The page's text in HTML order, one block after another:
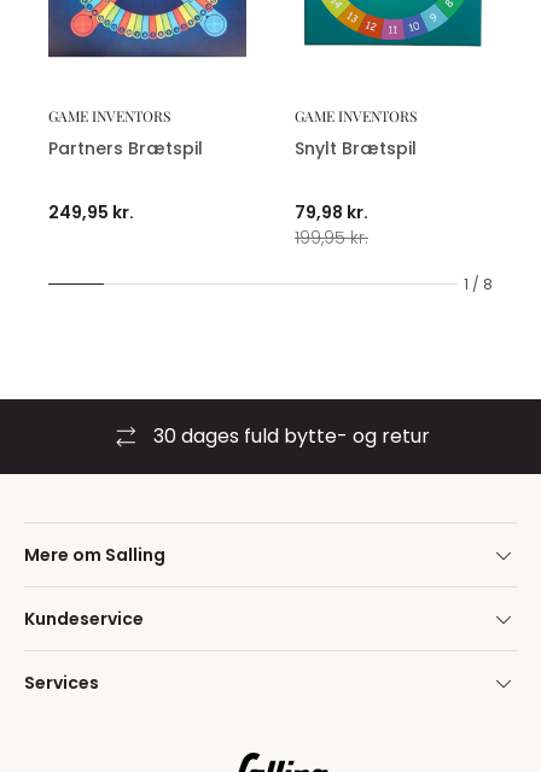
1 / 8
GAME INVENTORS
Partners Brætspil
249,95 kr.
GAME INVENTORS
Snylt Brætspil
79,98 kr.
199,95 kr.
30 dages fuld bytte- og retur
Mere om Salling
Kundeservice
Services